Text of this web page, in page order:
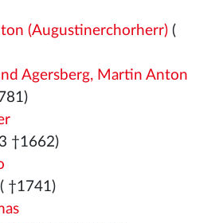
(Augustinerchorherr)(
Agersberg, Martin Anton
†1662)
( †1741)